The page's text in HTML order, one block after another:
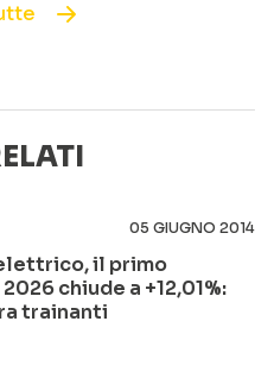
05 GIUGNO 2014
il primo
chiude a +12,01%:
trainanti